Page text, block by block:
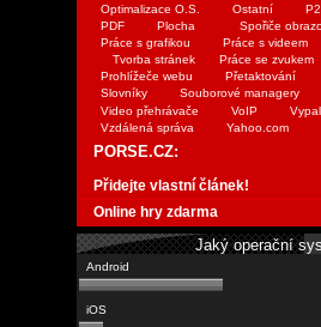
Optimalizace O.S.
Ostatní
PDF
Plocha
Spořiče
Práce s grafikou
Práce s videem
Tvorba stránek
Práce se zvukem
Prohlížeče webu
Přetaktování
Slovníky
Souborové managery
Video přehrávače
VoIP
Vzdálená správa
Yahoo.com
PORSE.CZ:
Přidejte vlastní článek!
Online hry zdarma
Jaký operační